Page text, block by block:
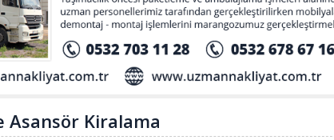
Asansör Kiralama